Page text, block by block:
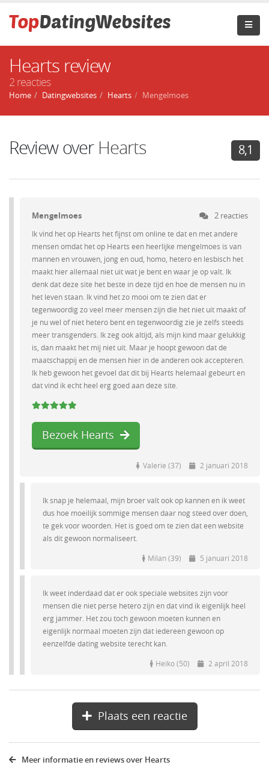
Hearts review
2 reacties
Home Datingwebsites Hearts Mengelmoes
Review over Hearts 8,1
Mengelmoes 2 reacties
Ik vind het op Hearts het fijnst om online te dat en met andere
mensen omdat het op Hearts een heerlijke mengelmoes is van
mannen en vrouwen, jong en oud, homo, hetero en lesbisch het
maakt hier allemaal niet uit wat je bent en waar je op valt. Ik
denk dat deze site het beste in deze tijd en hoe de mensen nu in
het leven staan. Ik vind het zo mooi om te zien dat er
tegenwoordig zo veel meer mensen zijn die het niet uit maakt of
je nu wel of niet hetero bent en tegenwoordig zie je zelfs steeds
meer transgenders. Ik zeg ook altijd, als mijn kind maar gelukkig
is, dan maakt het mij niet uit. Maar je hoopt gewoon dat de
maatschappij en de mensen hier in de anderen ook accepteren.
Ik heb gewoon het gevoel dat dit bij Hearts helemaal gebeurt en
dat vind ik echt heel erg goed aan deze site.
Bezoek Hearts
Valerie (37) 2 januari 2018
Ik snap je helemaal, mijn broer valt ook op kannen en ik weet
dus hoe moeilijk sommige mensen daar nog steed over doen,
te gek voor woorden. Het is goed om te zien dat een website
als dit gewoon normaliseert.
Milan (39) 5 januari 2018
Ik weet inderdaad dat er ook speciale websites zijn voor
mensen die niet perse hetero zijn en dat vind ik eigenlijk heel
erg jammer. Het zou toch gewoon moeten kunnen en
eigenlijk normaal moeten zijn dat iedereen gewoon op
eenzelfde dating website terecht kan.
Heiko (50) 2 april 2018
Plaats een reactie
Meer informatie en reviews over Hearts